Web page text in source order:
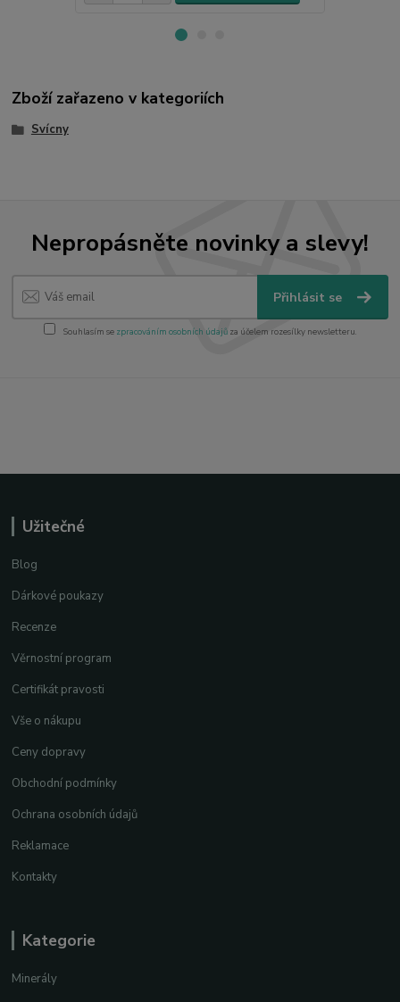
Zboží zařazeno v kategoriích
Svícny
Nepropásněte novinky a slevy!
Přihlásit se
Souhlasím se zpracováním osobních údajůza účelem rozesílky newsletteru.
Užitečné
Blog
Dárkové poukazy
Recenze
Věrnostní program
Certifikát pravosti
Vše o nákupu
Ceny dopravy
Obchodní podmínky
Ochrana osobních údajů
Reklamace
Kontakty
Kategorie
Minerály